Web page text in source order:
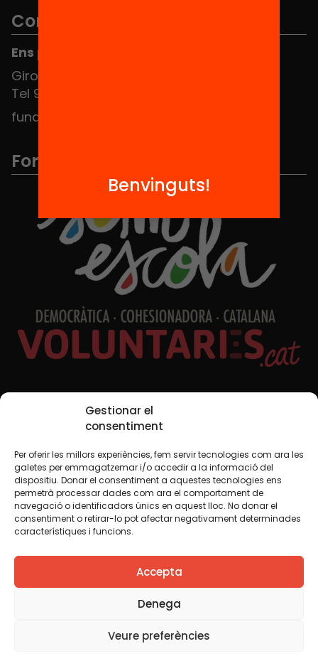
Gestionar el
consentiment
Per oferir les millors experiències, fem servir tecnologies com ara les
galetes per emmagatzemar i/o accedir a la informació del
dispositiu. Donar el consentiment a aquestes tecnologies ens
permetrà processar dades com ara el comportament de
navegació o identificadors únics en aquest lloc. No donar el
consentiment o retirar-lo pot afectar negativament determinades
característiques i funcions.
Accepta
Denega
Veure preferències
Contacte
Ens pots trobar al Hub Social
Girona 34, interior 08010 Barcelona
Tel 934 588 700
fundacio@equitat.org
Formem part de...
Xarxes Socials
TWT YTB IG FB IN
Avís legalPolítica de cookies
Creiem que el coneixement s’ha de compartir. Per això
fem servir una llicència Creative Commons, llevat que en
algun material indiquem el contrari. Us animem a copiar,
redistribuir, remesclar o transformar i crear els continguts
comercial. Només us demanem que reconegueu
l’autoria de la creació original.
Benvinguts!